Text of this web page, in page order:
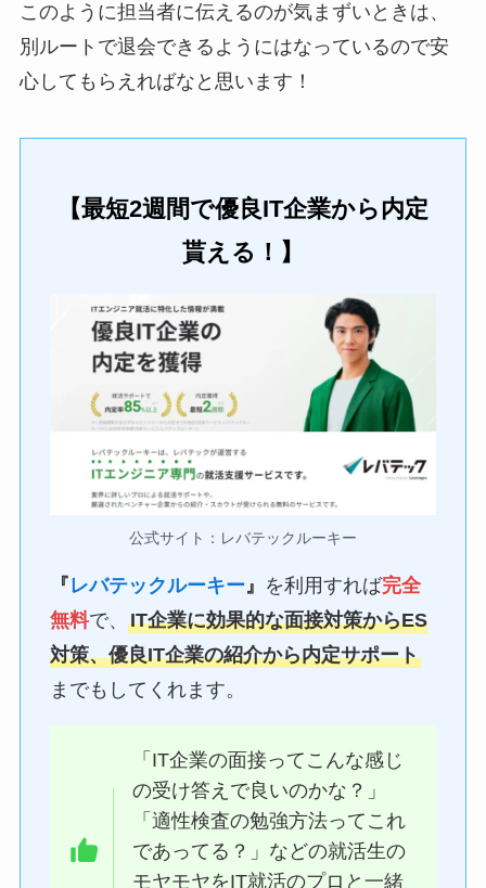
このように担当者に伝えるのが気まずいときは、
別ルートで退会できるようにはなっているので安
心してもらえればなと思います！
【最短2週間で優良IT企業から内定
貰える！】
公式サイト：レバテックルーキー
『レバテックルーキー』 を利用すれば完全
無料で、 IT企業に効果的な面接対策からES
対策、優良IT企業の紹介から内定サポート
までもしてくれます。
「IT企業の面接ってこんな感じ
の受け答えで良いのかな？」
「適性検査の勉強方法ってこれ
であってる？」などの就活生の
モヤモヤをIT就活のプロと一緒